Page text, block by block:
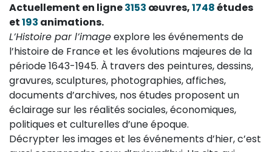
Actuellement en ligne3153 œuvres,1748études
et193 animations.
L’Histoire par l’imageexplore les événements de
l’histoire de France et les évolutions majeures de la
période 1643-1945. À travers des peintures, dessins,
gravures, sculptures, photographies, affiches,
documents d’archives, nos études proposent un
éclairage sur les réalités sociales, économiques,
politiques et culturelles d’une époque.
Décrypter les images et les événements d’hier, c’est